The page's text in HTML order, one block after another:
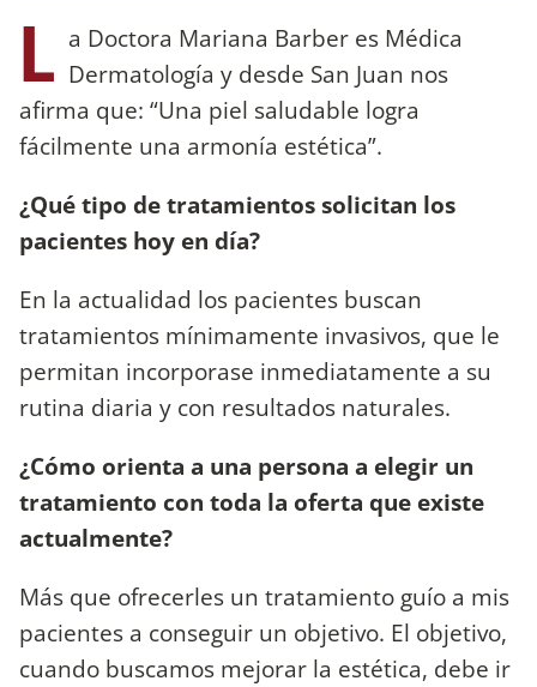
L a Doctora Mariana Barber es Médica
Dermatología y desde San Juan nos
afirma que: “Una piel saludable logra
fácilmente una armonía estética”.
¿Qué tipo de tratamientos solicitan los
pacientes hoy en día?
En la actualidad los pacientes buscan
tratamientos mínimamente invasivos, que le
permitan incorporase inmediatamente a su
rutina diaria y con resultados naturales.
¿Cómo orienta a una persona a elegir un
tratamiento con toda la oferta que existe
actualmente?
Más que ofrecerles un tratamiento guío a mis
pacientes a conseguir un objetivo. El objetivo,
cuando buscamos mejorar la estética, debe ir